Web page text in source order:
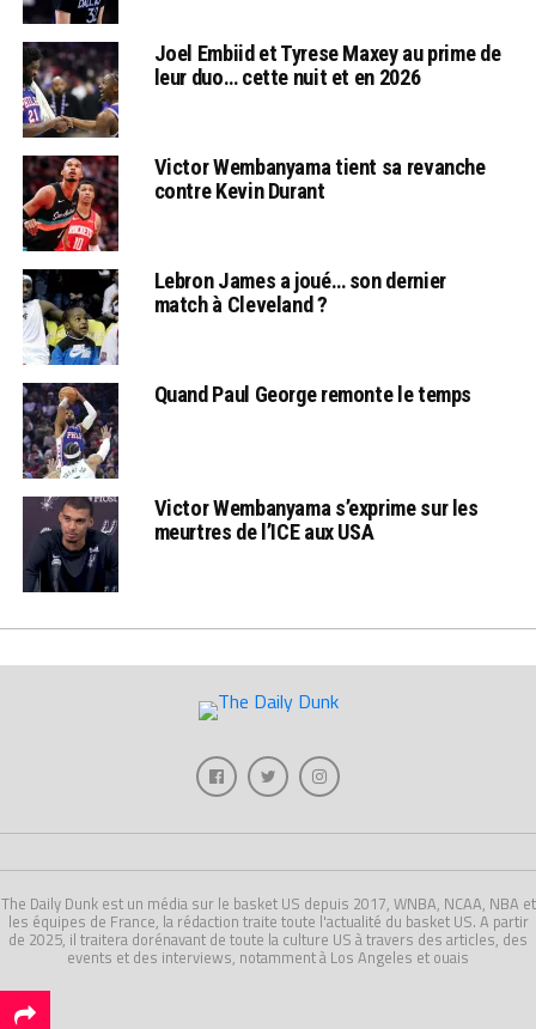
Joel Embiid et Tyrese Maxey au prime de
leur duo… cette nuit et en 2026
Victor Wembanyama tient sa revanche
contre Kevin Durant
Lebron James a joué… son dernier
match à Cleveland ?
Quand Paul George remonte le temps
Victor Wembanyama s’exprime sur les
meurtres de l’ICE aux USA
The Daily Dunk est un média sur le basket US depuis 2017, WNBA, NCAA, NBA et
les équipes de France, la rédaction traite toute l'actualité du basket US. A partir
de 2025, il traitera dorénavant de toute la culture US à travers des articles, des
events et des interviews, notamment à Los Angeles et ouais